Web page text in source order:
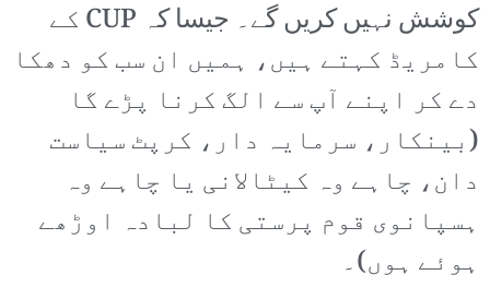
کوشش نہیں کریں گے۔ جیسا کہ CUP کے
کامریڈ کہتے ہیں، ہمیں ان سب کو دھکا
دے کر اپنے آپ سے الگ کرنا پڑے گا
(بینکار، سرمایہ دار، کرپٹ سیاست
دان، چاہے وہ کیٹالانی یا چاہے وہ
ہسپانوی قوم پرستی کا لبادہ اوڑھے
ہوئے ہوں)۔